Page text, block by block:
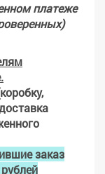
платеже
заказ